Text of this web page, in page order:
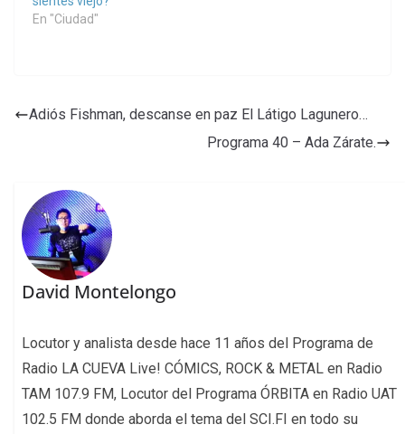
En "Ciudad"
Adiós Fishman, descanse en paz El Látigo Lagunero…
Programa 40 – Ada Zárate.
David Montelongo
Locutor y analista desde hace 11 años del Programa de
Radio LA CUEVA Live! CÓMICS, ROCK & METAL en Radio
TAM 107.9 FM, Locutor del Programa ÓRBITA en Radio UAT
102.5 FM donde aborda el tema del SCI.FI en todo su